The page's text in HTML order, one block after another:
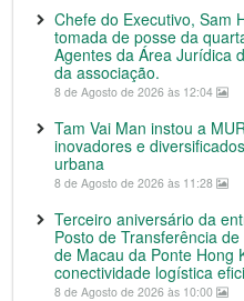
Chefe do Executivo, Sam
tomada de posse da
Agentes da Área Jurídica
da associação.
8 de Agosto de 2026 às 12:04
Tam Vai Man instou a
inovadores e
urbana
8 de Agosto de 2026 às 11:28
Terceiro aniversário da
Posto de Transferência
de Macau da Ponte Hong
conectividade logística
8 de Agosto de 2026 às 10:00